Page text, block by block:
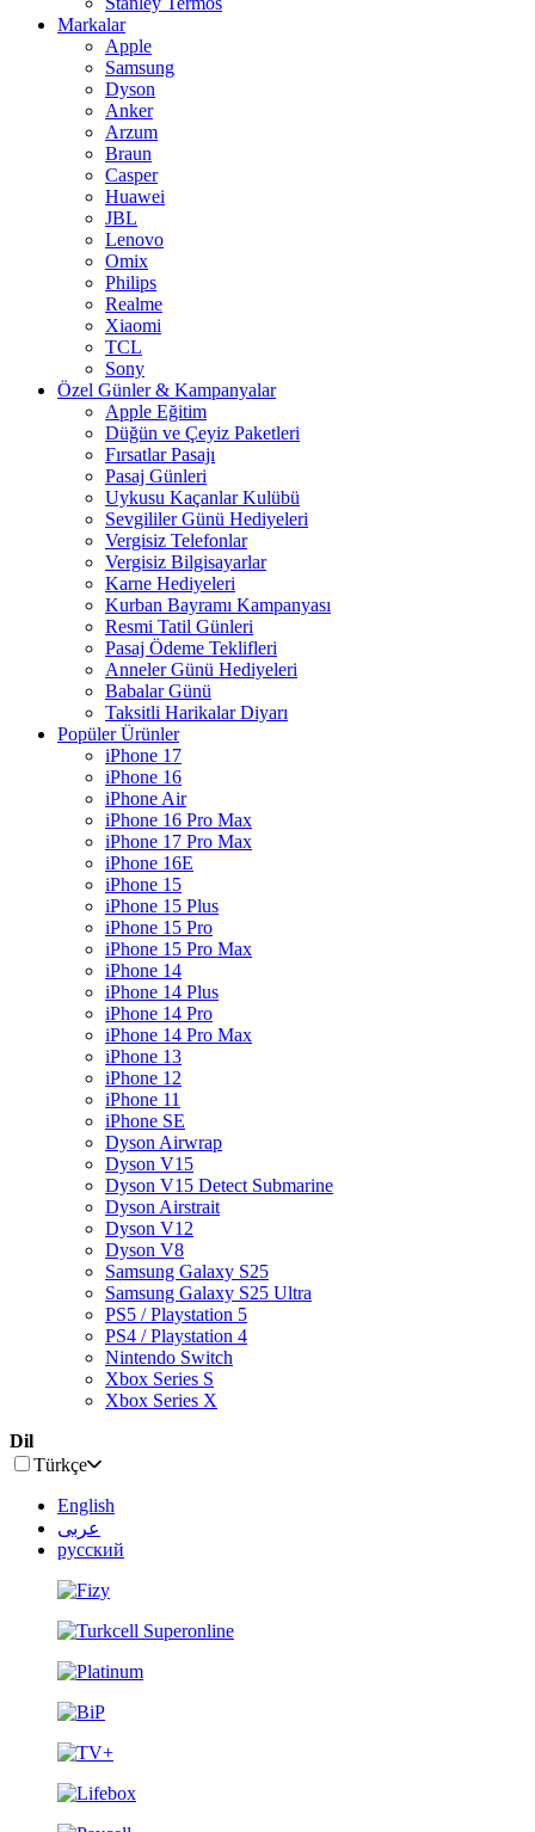
Markalar
Apple
Samsung
Dyson
Anker
Arzum
Braun
Casper
Huawei
JBL
Lenovo
Omix
Philips
Realme
Xiaomi
TCL
Sony
Özel Günler & Kampanyalar
Apple Eğitim
Düğün ve Çeyiz Paketleri
Fırsatlar Pasajı
Pasaj Günleri
Uykusu Kaçanlar Kulübü
Sevgililer Günü Hediyeleri
Vergisiz Telefonlar
Vergisiz Bilgisayarlar
Karne Hediyeleri
Kurban Bayramı Kampanyası
Resmi Tatil Günleri
Pasaj Ödeme Teklifleri
Anneler Günü Hediyeleri
Babalar Günü
Taksitli Harikalar Diyarı
Popüler Ürünler
iPhone 17
iPhone 16
iPhone Air
iPhone 16 Pro Max
iPhone 17 Pro Max
iPhone 16E
iPhone 15
iPhone 15 Plus
iPhone 15 Pro
iPhone 15 Pro Max
iPhone 14
iPhone 14 Plus
iPhone 14 Pro
iPhone 14 Pro Max
iPhone 13
iPhone 12
iPhone 11
iPhone SE
Dyson Airwrap
Dyson V15
Dyson V15 Detect Submarine
Dyson Airstrait
Dyson V12
Dyson V8
Samsung Galaxy S25
Samsung Galaxy S25 Ultra
PS5 / Playstation 5
PS4 / Playstation 4
Nintendo Switch
Xbox Series S
Xbox Series X
Dil
Türkçe
English
عربى
русский